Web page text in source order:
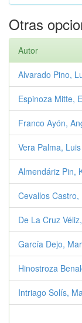
Otras
Autor
Alvarado Pino,
Espinoza Mitte,
Franco Ayón,
Vera Palma,
Almendáriz Pin,
Cevallos
De La Cruz
García Dejo,
Hinostroza
Intriago Solís,